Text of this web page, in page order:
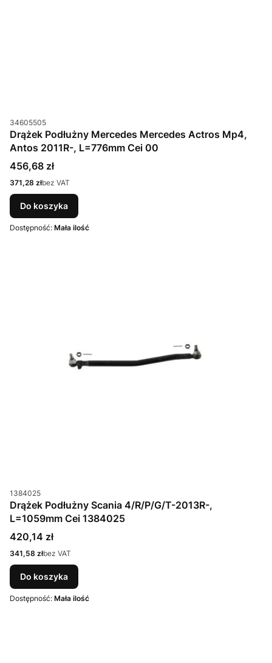
Kod produktu
34605505
Drążek Podłużny Mercedes Mercedes Actros Mp4,
Antos 2011R-, L=776mm Cei 00
Cena
456,68 zł
Cena
371,28 złbez VAT
Do koszyka
Dostępność: Mała ilość
Kod produktu
1384025
Drążek Podłużny Scania 4/R/P/G/T-2013R-,
L=1059mm Cei 1384025
Cena
420,14 zł
Cena
341,58 złbez VAT
Do koszyka
Dostępność: Mała ilość